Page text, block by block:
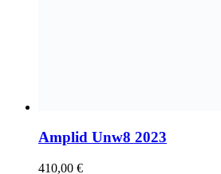
Amplid Unw8 2023
410,00 €